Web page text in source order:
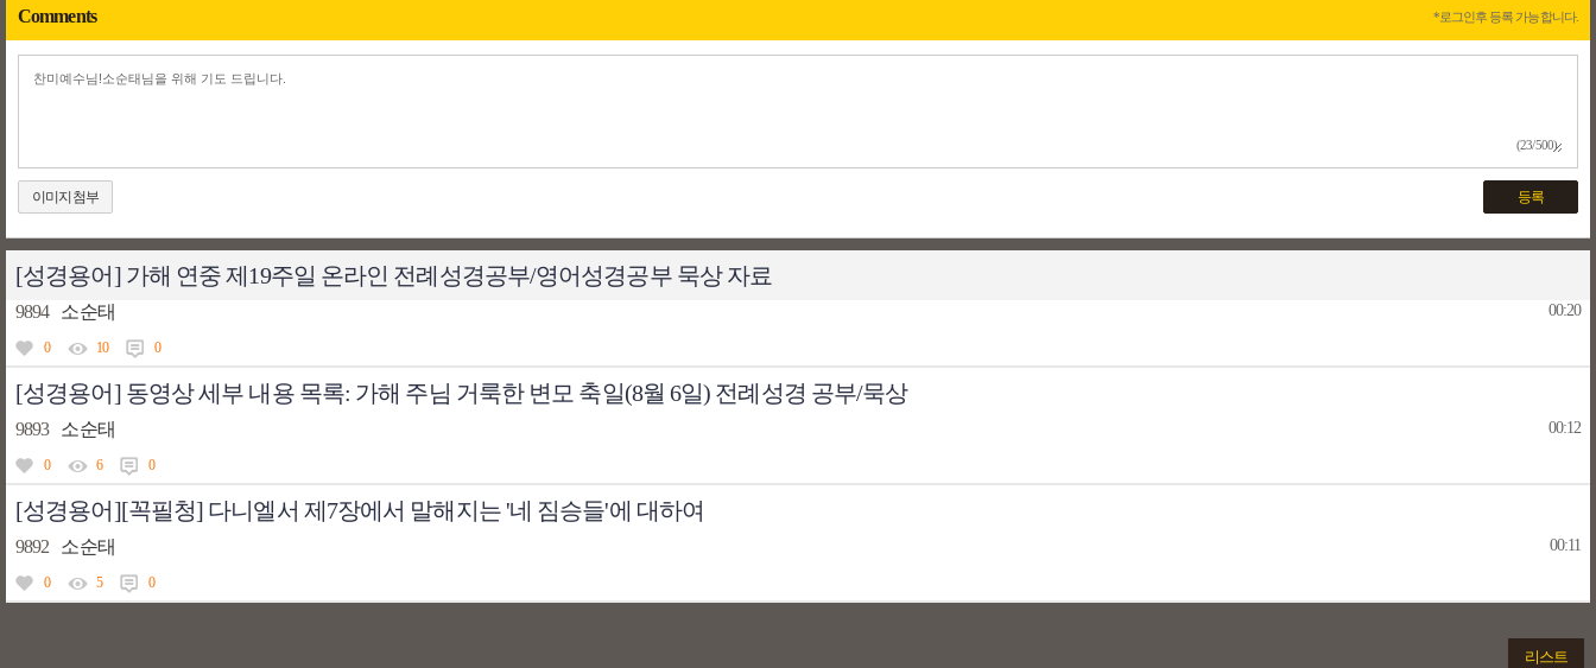
Comments *로그인후 등록 가능합니다.
(23/500)
이미지첨부 등록
[성경용어] 가해 연중 제19주일 온라인 전례성경공부/영어성경공부 묵상 자료
9894 소순태 00:20
0 10 0
[성경용어] 동영상 세부 내용 목록: 가해 주님 거룩한 변모 축일(8월 6일) 전례성경 공부/묵상
9893 소순태 00:12
0 6 0
[성경용어][꼭필청] 다니엘서 제7장에서 말해지는 '네 짐승들'에 대하여
9892 소순태 00:11
0 5 0
리스트